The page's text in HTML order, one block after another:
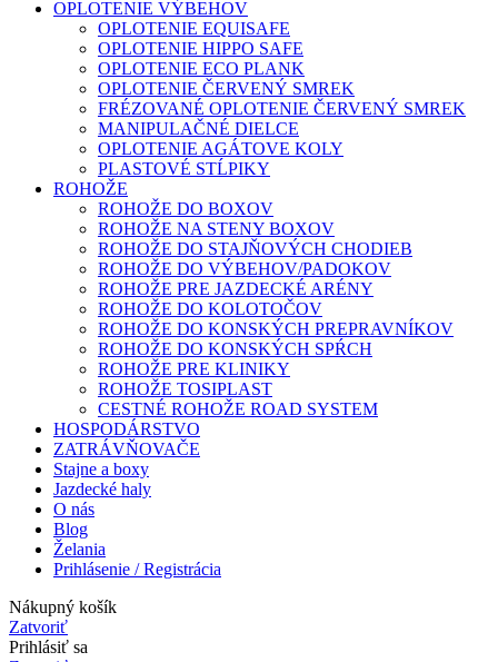
OPLOTENIE VÝBEHOV
OPLOTENIE EQUISAFE
OPLOTENIE HIPPO SAFE
OPLOTENIE ECO PLANK
OPLOTENIE ČERVENÝ SMREK
FRÉZOVANÉ OPLOTENIE ČERVENÝ SMREK
MANIPULAČNÉ DIELCE
OPLOTENIE AGÁTOVE KOLY
PLASTOVÉ STĹPIKY
ROHOŽE
ROHOŽE DO BOXOV
ROHOŽE NA STENY BOXOV
ROHOŽE DO STAJŇOVÝCH CHODIEB
ROHOŽE DO VÝBEHOV/PADOKOV
ROHOŽE PRE JAZDECKÉ ARÉNY
ROHOŽE DO KOLOTOČOV
ROHOŽE DO KONSKÝCH PREPRAVNÍKOV
ROHOŽE DO KONSKÝCH SPŔCH
ROHOŽE PRE KLINIKY
ROHOŽE TOSIPLAST
CESTNÉ ROHOŽE ROAD SYSTEM
HOSPODÁRSTVO
ZATRÁVŇOVAČE
Stajne a boxy
Jazdecké haly
O nás
Blog
Želania
Prihlásenie / Registrácia
Nákupný košík
Zatvoriť
Prihlásiť sa